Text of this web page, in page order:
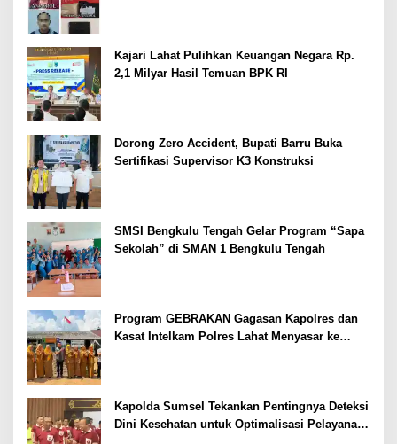
Kajari Lahat Pulihkan Keuangan Negara Rp.
2,1 Milyar Hasil Temuan BPK RI
Dorong Zero Accident, Bupati Barru Buka
Sertifikasi Supervisor K3 Konstruksi
SMSI Bengkulu Tengah Gelar Program “Sapa
Sekolah” di SMAN 1 Bengkulu Tengah
Program GEBRAKAN Gagasan Kapolres dan
Kasat Intelkam Polres Lahat Menyasar ke
Kapolda Sumsel Tekankan Pentingnya Deteksi
Dini Kesehatan untuk Optimalisasi Pelayanan